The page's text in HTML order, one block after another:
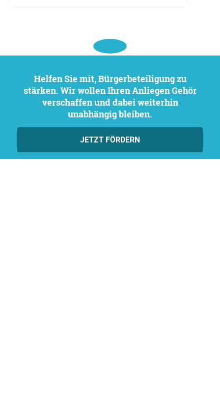
Helfen Sie mit, Bürgerbeteiligung zu
stärken. Wir wollen Ihren Anliegen Gehör
verschaffen und dabei weiterhin
unabhängig bleiben.
JETZT FÖRDERN